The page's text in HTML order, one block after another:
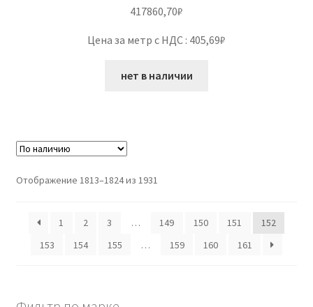
417860,70₽
Цена за метр с НДС : 405,69₽
нет в наличии
Отображение 1813–1824 из 1931
1 2 3 … 149 150 151
152
153
154 155 … 159 160 161